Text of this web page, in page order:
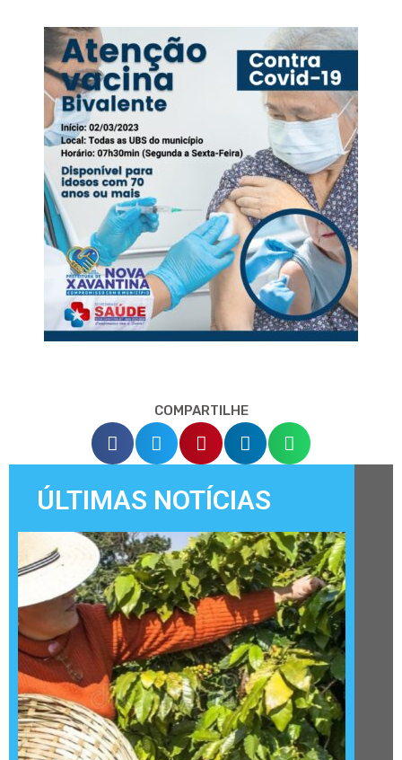
COMPARTILHE
ÚLTIMAS NOTÍCIAS